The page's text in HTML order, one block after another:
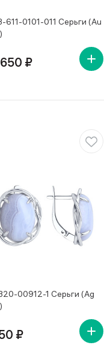
611-0101-011 Серьги (Au
₽
00912-1 Серьги (Ag
₽